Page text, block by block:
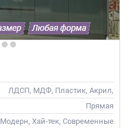
ЛДСП, МДФ, Пластик, Акрил,
Alvic / УФ лак, Глянцевые
Прямая
Модерн, Хай-тек, Современные